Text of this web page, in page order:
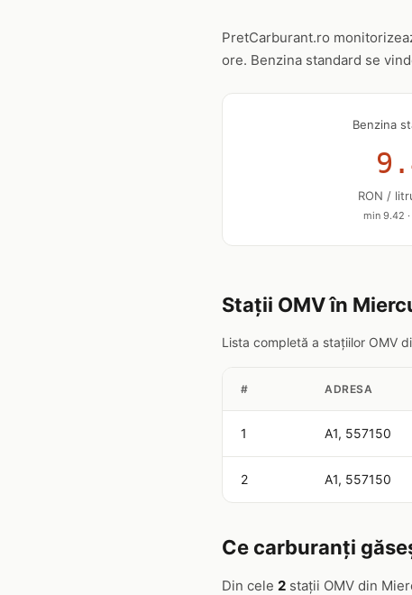
PretCarburant.ro
ore. Benzina standard se
Benzina
RON /
min 9.42
Stații OMV în
Lista completă a stațiilor OMV
# ADRESA
1 A1, 557150
2 A1, 557150
Ce carburanți
Din cele 2 stații OMV din